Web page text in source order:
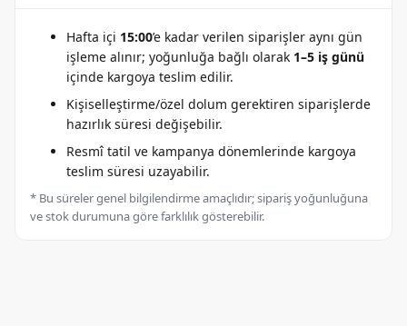
Hafta içi 15:00’e kadar verilen siparişler aynı gün
işleme alınır; yoğunluğa bağlı olarak 1–5 iş günü
içinde kargoya teslim edilir.
Kişiselleştirme/özel dolum gerektiren siparişlerde
hazırlık süresi değişebilir.
Resmî tatil ve kampanya dönemlerinde kargoya
teslim süresi uzayabilir.
* Bu süreler genel bilgilendirme amaçlıdır; sipariş yoğunluğuna
ve stok durumuna göre farklılık gösterebilir.